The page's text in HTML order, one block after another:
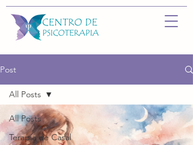
Post
All Posts
Terapia de Casal
All Posts